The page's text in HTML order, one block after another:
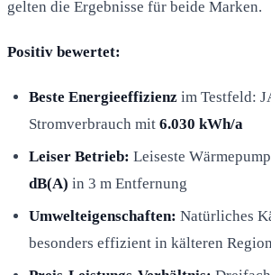
gelten die Ergebnisse für beide Marken.
Positiv bewertet:
Beste Energieeffizienz im Testfeld:
Stromverbrauch mit 6.030 kWh/a
Leiser Betrieb: Leiseste
dB(A) in 3 m Entfernung
Umwelteigenschaften: Natürliches
besonders effizient in kälteren